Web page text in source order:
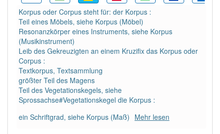
Das Wort wird häufig verwendet im Bereich
Druckwesen
87% unserer Spielapp-Nutzer haben den Artikel
korrekt erraten.
Korpus oder Corpus steht für: der Korpus :
Teil eines Möbels, siehe Korpus (Möbel)
Resonanzkörper eines Instruments, siehe Korpus
(Musikinstrument)
Leib des Gekreuzigten an einem Kruzifix das Korpus oder
Corpus :
Textkorpus, Textsammlung
größter Teil des Magens
Teil des Vegetationskegels, siehe
Sprossachse#Vegetationskegel die Korpus :
ein Schriftgrad, siehe Korpus (Maß) Mehr lesen